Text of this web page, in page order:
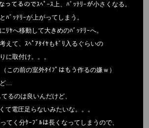
ってるのでｽﾍﾟｰｽ上、ﾊﾞｯﾃﾘｰが小さくなる。
ﾊﾞｯﾃﾘｰが上がってしまう。
ﾘﾔへ移動して大きめのﾊﾞｯﾃﾘｰへ。
えて、ｽﾍﾟｱﾀｲﾔもｷﾞﾘ入るぐらいの
に取付け。。。
この前の室外ﾀｲﾌﾟはもう作るの嫌ｗ）
ど…
るのは良いんだけど、
て電圧足らないみたいな。。。
てく分ｹｰﾌﾞﾙは長くなってしまうので、